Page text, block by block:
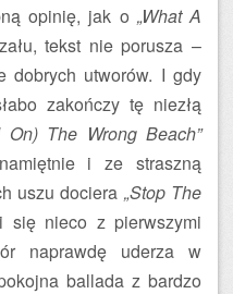
opinię, jak o „What A
tekst nie porusza –
dobrych utworów. I gdy
zakończy tę niezłą
On) The Wrong Beach”
i ze straszną
uszu dociera „Stop The
się nieco z pierwszymi
naprawdę uderza w
ballada z bardzo